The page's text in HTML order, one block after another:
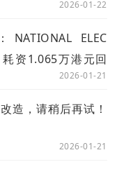
2026-01-22
ELEC
资1.065万港元回
2026-01-21
造，请稍后再试！
2026-01-21